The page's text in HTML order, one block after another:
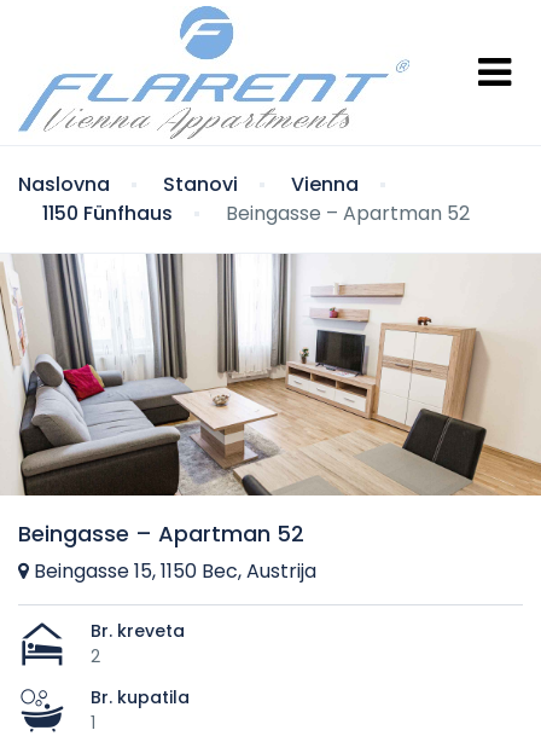
Naslovna Stanovi
Vienna
1150 Fünfhaus
Beingasse – Apartman 52
Beingasse – Apartman 52
Beingasse 15, 1150 Bec, Austrija
Br. kreveta
2
Br. kupatila
1